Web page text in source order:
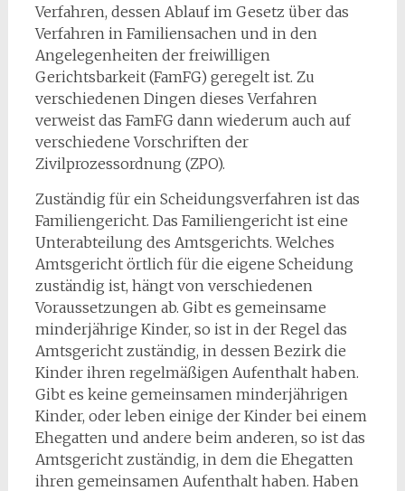
Verfahren, dessen Ablauf im Gesetz über das
Verfahren in Familiensachen und in den
Angelegenheiten der freiwilligen
Gerichtsbarkeit (FamFG) geregelt ist. Zu
verschiedenen Dingen dieses Verfahren
verweist das FamFG dann wiederum auch auf
verschiedene Vorschriften der
Zivilprozessordnung (ZPO).
Zuständig für ein Scheidungsverfahren ist das
Familiengericht. Das Familiengericht ist eine
Unterabteilung des Amtsgerichts. Welches
Amtsgericht örtlich für die eigene Scheidung
zuständig ist, hängt von verschiedenen
Voraussetzungen ab. Gibt es gemeinsame
minderjährige Kinder, so ist in der Regel das
Amtsgericht zuständig, in dessen Bezirk die
Kinder ihren regelmäßigen Aufenthalt haben.
Gibt es keine gemeinsamen minderjährigen
Kinder, oder leben einige der Kinder bei einem
Ehegatten und andere beim anderen, so ist das
Amtsgericht zuständig, in dem die Ehegatten
ihren gemeinsamen Aufenthalt haben. Haben